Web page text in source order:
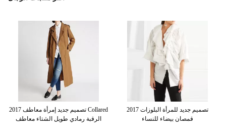
2017 تصميم جديد إمرأة معاطف Collared
الرقبة رمادي طويل الشتاء معاطف
2017 تصميم جديد للمرأة البلوزات
قمصان بيضاء للنساء